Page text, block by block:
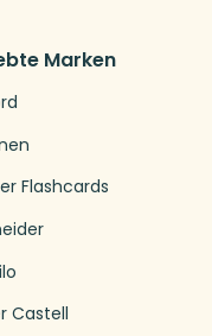
Marken
Flashcards
Castell